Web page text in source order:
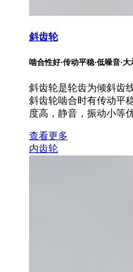
斜齿轮
啮合性好·传动平稳·低噪音·
斜齿轮是轮齿为倾斜齿
斜齿轮啮合时有传动平
度高，静音，振动小等
查看更多
内齿轮